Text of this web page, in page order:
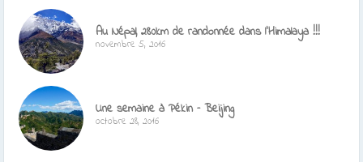
Au Népal, 280km de randonnée dans l’Himalaya !!!
novembre 5, 2016
Une semaine à Pékin – Beijing
octobre 28, 2016